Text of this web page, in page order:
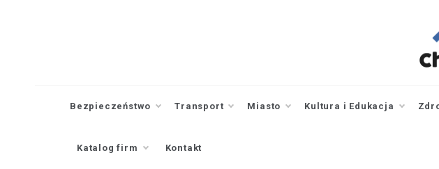
Bezpieczeństwo Transport Miasto Kultura i Edukacja
Katalog firm Kontakt